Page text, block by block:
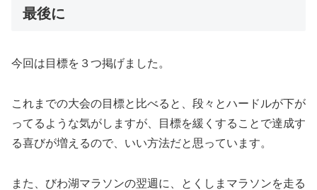
最後に
今回は目標を３つ掲げました。
これまでの大会の目標と比べると、段々とハードルが下が
ってるような気がしますが、目標を緩くすることで達成す
る喜びが増えるので、いい方法だと思っています。
また、びわ湖マラソンの翌週に、とくしまマラソンを走る